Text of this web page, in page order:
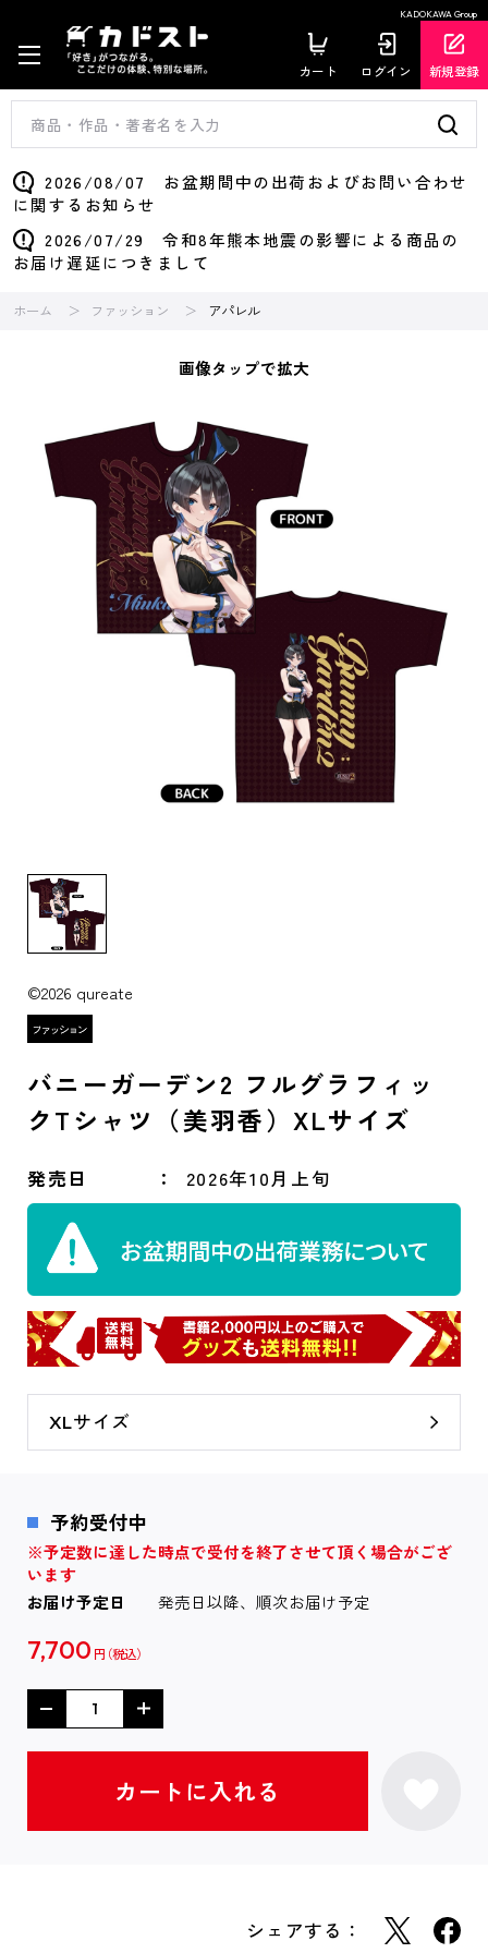
KADOKAWA Group
カート ログイン 新規登録
2026/08/07 お盆期間中の出荷およびお問い合わせ
に関するお知らせ
2026/07/29 令和8年熊本地震の影響による商品の
お届け遅延につきまして
ホーム ファッション アパレル
画像タップで拡大
©2026 qureate
バニーガーデン2 フルグラフィッ
クTシャツ（美羽香）XLサイズ
発売日 2026年10月上旬
XLサイズ
予約受付中
※予定数に達した時点で受付を終了させて頂く場合がござ
います
お届け予定日
発売日以降、順次お届け予定
7,700 円
シェアする：